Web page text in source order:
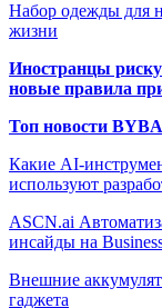
Набор одежды для
жизни
Иностранцы
новые правила
Топ новости
Какие AI-
используют
ASCN.ai
инсайды на
Внешние
гаджета